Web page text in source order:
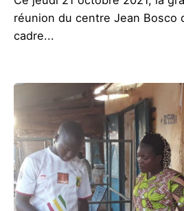
réunion du centre Jean Bosco
cadre...